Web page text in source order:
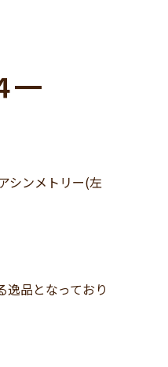
━
シンメトリー(左
逸品となっており